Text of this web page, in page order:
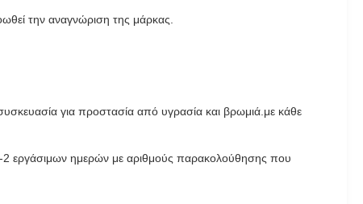
την αναγνώριση της μάρκας.
για προστασία από υγρασία και βρωμιά.με κάθε
2 εργάσιμων ημερών με αριθμούς παρακολούθησης που